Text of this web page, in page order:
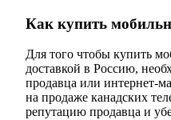
Как купить
Для того чтобы купить
доставкой в Россию,
продавца или интернет-
на продаже канадских
репутацию продавца и